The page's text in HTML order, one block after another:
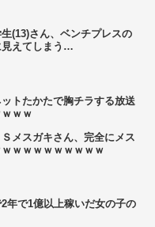
生(13)さん、ベンチプレスの
見えてしまう…
ットたかたで胸チラする放送
ｗｗ
Ｓメスガキさん、完全にメス
ｗｗｗｗｗｗｗｗｗ
2年で1億以上稼いだ女の子の